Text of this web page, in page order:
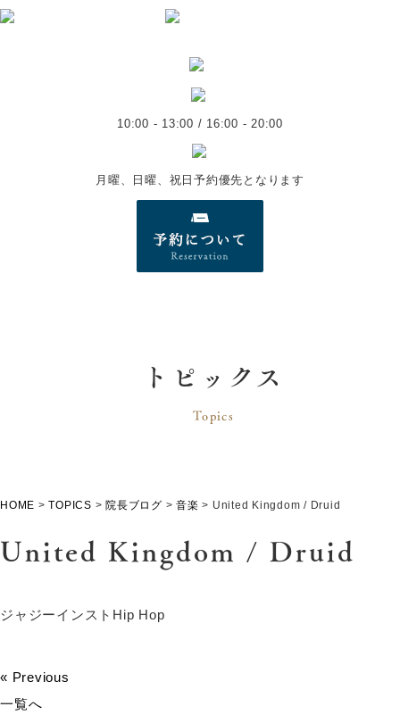
10:00 - 13:00 / 16:00 - 20:00
月曜、日曜、祝日予約優先となります
トピックス
Topics
HOME >TOPICS > 院長ブログ > 音楽 > United Kingdom / Druid
United Kingdom / Druid
ジャジーインストHip Hop
« Previous
一覧へ